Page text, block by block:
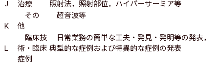
J
治療
照射法，照射部位，ハイパーサーミア等
K
その
他
超音波等
L
臨床技
術・臨床
症例
日常業務の簡単な工夫・発見・発明等の発表，
典型的な症例および特異的な症例の発表